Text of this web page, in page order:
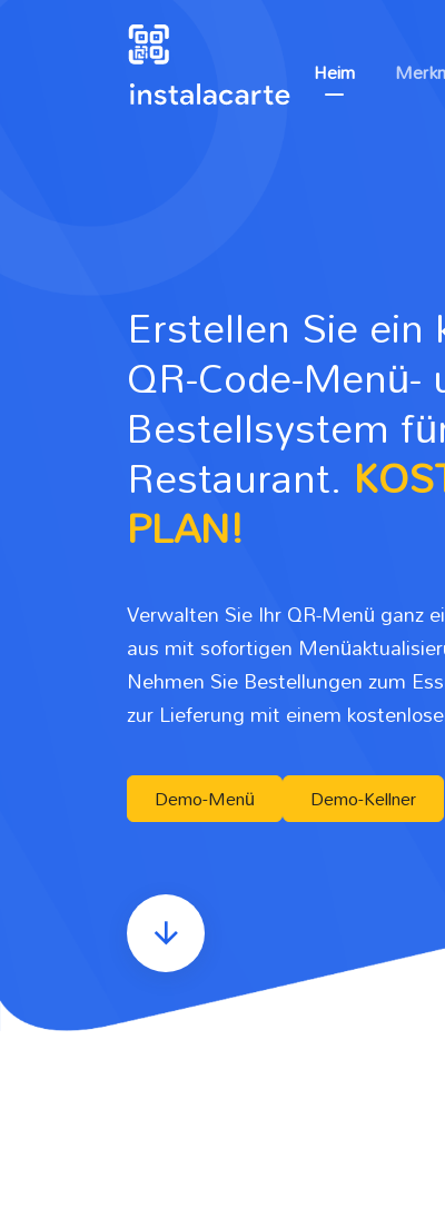
Heim
Erstellen Sie
QR-Code-Menü-
Bestellsystem
Restaurant.
PLAN!
Verwalten Sie Ihr QR-Menü ganz
aus mit sofortigen
Nehmen Sie Bestellungen zum
zur Lieferung mit einem
Demo-Menü Demo-Kellner